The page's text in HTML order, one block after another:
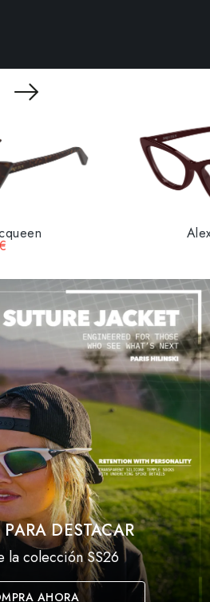
DESTACAR
la colección SS26
AHORA